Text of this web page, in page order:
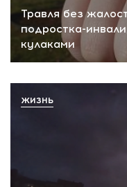
Травля без
подростка-
кулаками
ЖИЗНЬ